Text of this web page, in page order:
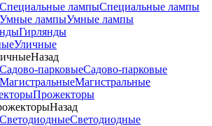
Специальные лампы
Умные лампы
Гирлянды
Уличные
Назад
Садово-парковые
Магистральные
Прожекторы
Назад
Светодиодные